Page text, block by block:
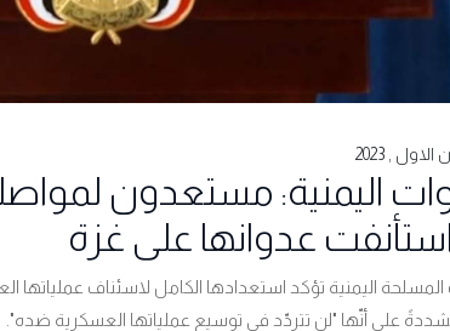
اليمنية: مستعدون
استأنفت عدوانها على غزة
المسلحة اليمنية تؤكد استعدادها الكامل لاسئناف عملياتها
على أنّها "لن تتردّد في توسيع عملياتها العسكرية ضده".